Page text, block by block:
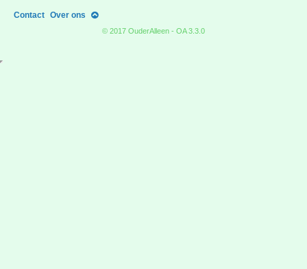
Contact Over ons
© 2017 OuderAlleen - OA 3.3.0